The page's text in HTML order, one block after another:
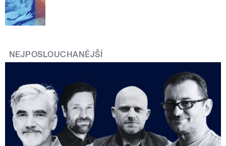
NEJPOSLOUCHANĚJŠÍ